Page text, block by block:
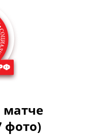
матче
фото)